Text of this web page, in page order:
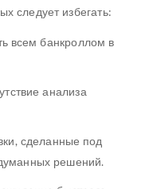
следует избегать:
всем банкроллом в
анализа
сделанные под
решений.